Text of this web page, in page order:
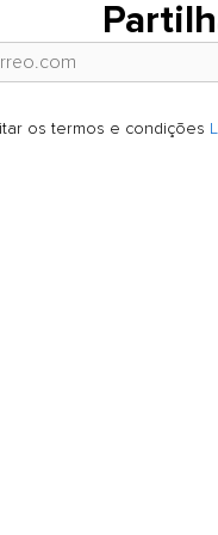
os termos e condições